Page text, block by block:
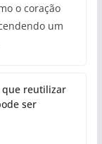
o coração
um
que reutilizar
ser